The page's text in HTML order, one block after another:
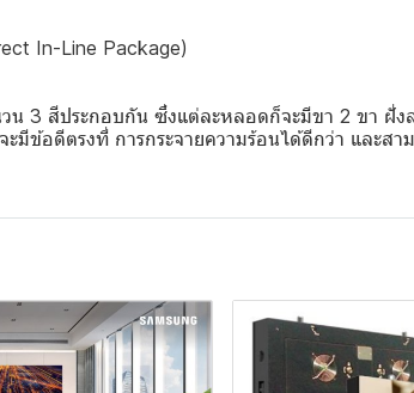
In-Line Package)
3 สีประกอบกัน ซึ่งแต่ละหลอดก็จะมีขา 2 ขา ฝั่ง
มีข้อดีตรงที่ การกระจายความร้อนได้ดีกว่า และ